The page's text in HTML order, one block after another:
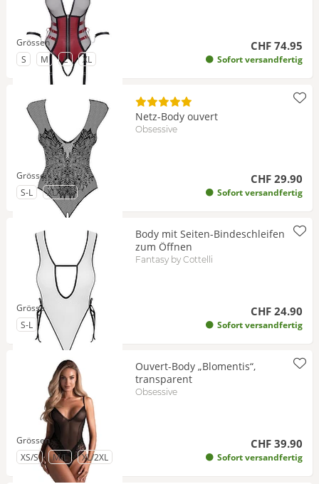
CHF 74.95
Sofort versandfertig
Grössen
zu Grösse
S zu Grösse
M zu Grösse
L zu Grösse
XL
Netz-Body ouvert
Obsessive
CHF 29.90
Sofort versandfertig
Grössen
zu Grösse
S-L zu Grösse
XL/2XL
Body mit Seiten-Bindeschleifen
zum Öffnen
Fantasy by Cottelli
CHF 24.90
Sofort versandfertig
Grösse
zu Grösse
S-L
Ouvert-Body „Blomentis“,
transparent
Obsessive
CHF 39.90
Sofort versandfertig
Grössen
zu Grösse
XS/S zu Grösse
M/L zu Grösse
XL/2XL